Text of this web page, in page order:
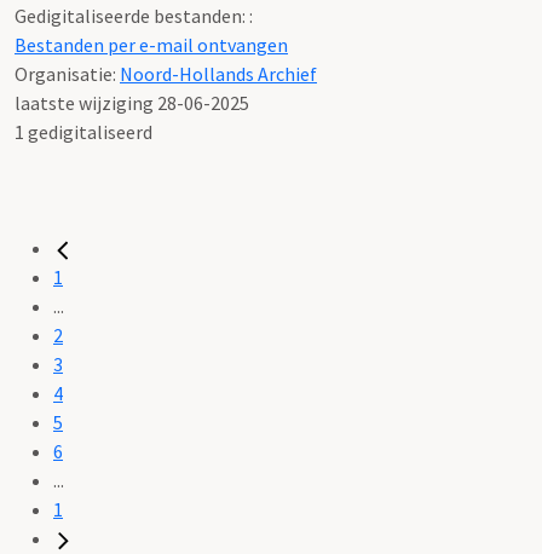
Gedigitaliseerde bestanden: :
Bestanden per e-mail ontvangen
Organisatie: Noord-Hollands Archief
laatste wijziging 28-06-2025
1 gedigitaliseerd
1
...
2
3
4
5
6
...
1